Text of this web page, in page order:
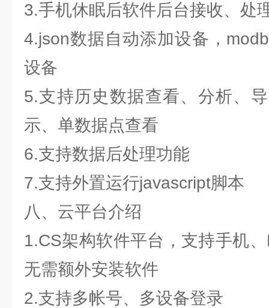
3.手机休眠后软件后台接收、处
4.json数据自动添加设备，
设备
5.支持历史数据查看、分析、
示、单数据点查看
6.支持数据后处理功能
7.支持外置运行javascript脚本
八、云平台介绍
1.CS架构软件平台，支持手机
无需额外安装软件
2.支持多帐号、多设备登录